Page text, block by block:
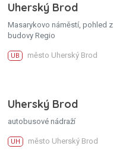
Uherský Brod
Masarykovo náměstí, pohled z
budovy Regio
UB město Uherský Brod
Uherský Brod
autobusové nádraží
UH město Uherský Brod